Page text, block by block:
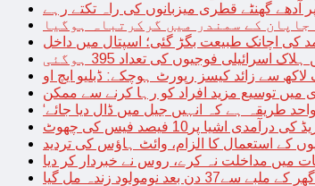
آدھے گھنٹے قطری میزبانوں کی راہ تکتے رہے
کے سمندر میں گرکرتباہ ہوگیا
اسرائیلی فوجیوں کی تعداد 395 ہوگئی
سے زائد کیسز رپورٹ ہوچکے: ڈبلیو ایچ او
میں توسیع مزید افراد کو رہا کرنے سے ممکن
اشیا پر10 فیصد فیس کی چھوٹ
کے استعمال کا الزام، وائٹ ہاؤس کی تردید
میں مداخلت نہ کرے، روس نے خبردار کر دیا
بعد نومولود زندہ مل گیا